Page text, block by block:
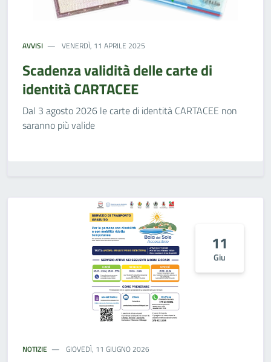
AVVISI VENERDÌ, 11 APRILE 2025
Scadenza validità delle carte di
identità CARTACEE
Dal 3 agosto 2026 le carte di identità CARTACEE non
saranno più valide
11
Giu
NOTIZIE GIOVEDÌ, 11 GIUGNO 2026